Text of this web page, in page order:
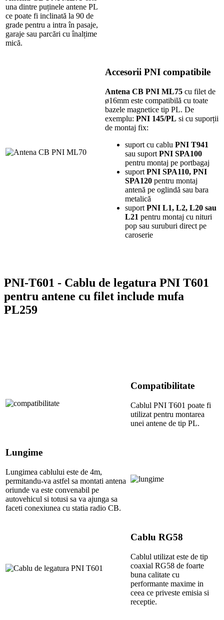
una dintre puținele antene PL
ce poate fi inclinată la 90 de
grade pentru a intra în pasaje,
garaje sau parcări cu înalțime
mică.
Accesorii PNI compatibile
Antena CB PNI ML75 cu filet de
ø16mm este compatibilă cu toate
bazele magnetice tip PL. De
exemplu: PNI 145/PL si cu suporții
de montaj fix:
suport cu cablu PNI T941
sau suport PNI SPA100
pentru montaj pe portbagaj
suport PNI SPA110, PNI
SPA120 pentru montaj
antenă pe oglindă sau bara
metalică
suport PNI L1, L2, L20 sau
L21 pentru montaj cu nituri
pop sau suruburi direct pe
caroserie
PNI-T601 - Cablu de legatura PNI T601
pentru antene cu filet include mufa
PL259
Compatibilitate
Cablul PNI T601 poate fi
utilizat pentru montarea
unei antene de tip PL.
Lungime
Lungimea cablului este de 4m,
permitandu-va astfel sa montati antena
oriunde va este convenabil pe
autovehicul si totusi sa va ajunga sa
faceti conexiunea cu statia radio CB.
Cablu RG58
Cablul utilizat este de tip
coaxial RG58 de foarte
buna calitate cu
performante maxime in
ceea ce priveste emisia si
receptie.